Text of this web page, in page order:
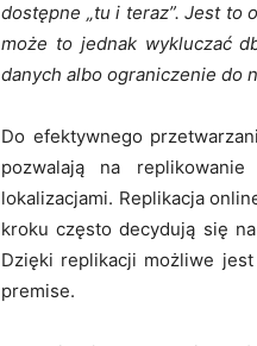
dostępne „tu i teraz”. Jest to
może to jednak wykluczać
danych albo ograniczenie do
Do efektywnego
pozwalają na
lokalizacjami. Replikacja
kroku często decydują się
Dzięki replikacji możliwe
premise.